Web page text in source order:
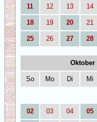
11 12 13 14
18 19 20 21
25 26 27 28
Oktober
So Mo Di Mi
02 03 04 05